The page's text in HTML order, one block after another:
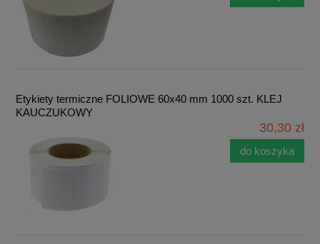
Etykiety termiczne FOLIOWE 60x40 mm 1000 szt. KLEJ
KAUCZUKOWY
30,30 zł
do koszyka